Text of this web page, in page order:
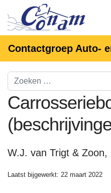
Contactgroep Auto-
W.J. van Trigt & Zoon,
Laatst bijgewerkt: 22 maart 2022